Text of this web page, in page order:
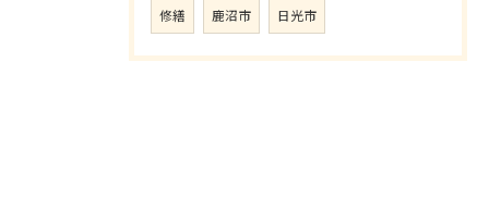
修繕 鹿沼市 日光市